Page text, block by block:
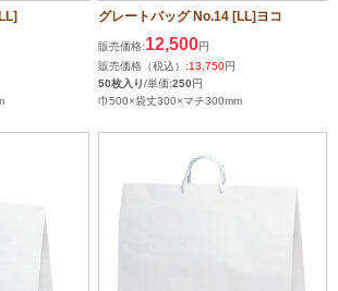
グレートバッグ No.14 [LL]ヨコ
販売価格:12,500円
販売価格（税込）:13,750円
50枚入り/単価:250円
巾500×袋丈300×マチ300mm